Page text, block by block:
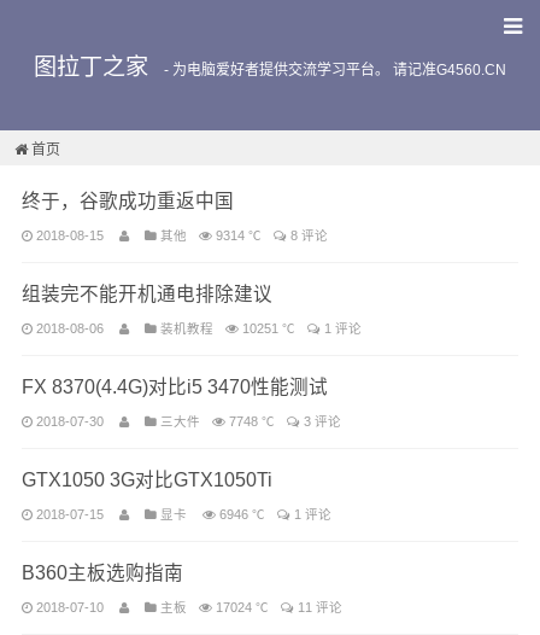
图拉丁之家 - 为电脑爱好者提供交流学习平台。 请记准G4560.CN
首页
终于，谷歌成功重返中国
2018-08-15 其他 9314 ℃ 8 评论
组装完不能开机通电排除建议
2018-08-06 装机教程 10251 ℃ 1 评论
FX 8370(4.4G)对比i5 3470性能测试
2018-07-30 三大件 7748 ℃ 3 评论
GTX1050 3G对比GTX1050Ti
2018-07-15 显卡 6946 ℃ 1 评论
B360主板选购指南
2018-07-10 主板 17024 ℃ 11 评论